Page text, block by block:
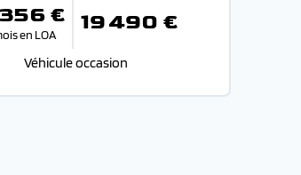
356 €
en LOA 19 490 €
Véhicule occasion